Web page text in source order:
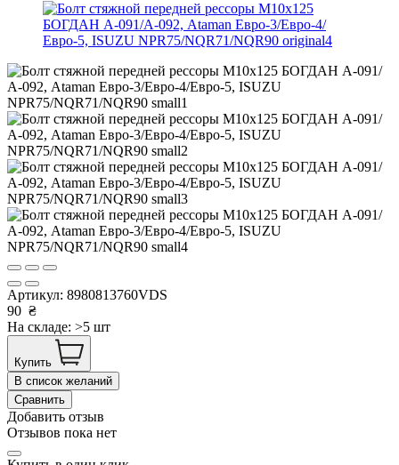
Артикул: 8980813760VDS
90 ₴
На складе: >5 шт
Купить
В список желаний
Сравнить
Добавить отзыв
Отзывов пока нет